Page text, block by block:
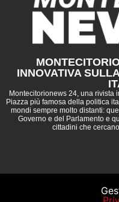
INNOVATIVA
Montecitorionews 24, una rivista
Piazza più famosa della politica
mondi sempre molto distanti:
Governo e del Parlamento e
cittadini che